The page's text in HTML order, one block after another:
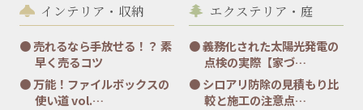
インテリア・収納
売れるなら手放せる！？ 素
早く売るコツ
万能！ファイルボックスの
使い道 vol.…
エクステリア・庭
義務化された太陽光発電の
点検の実際【家づ…
シロアリ防除の見積もり比
較と施工の注意点…